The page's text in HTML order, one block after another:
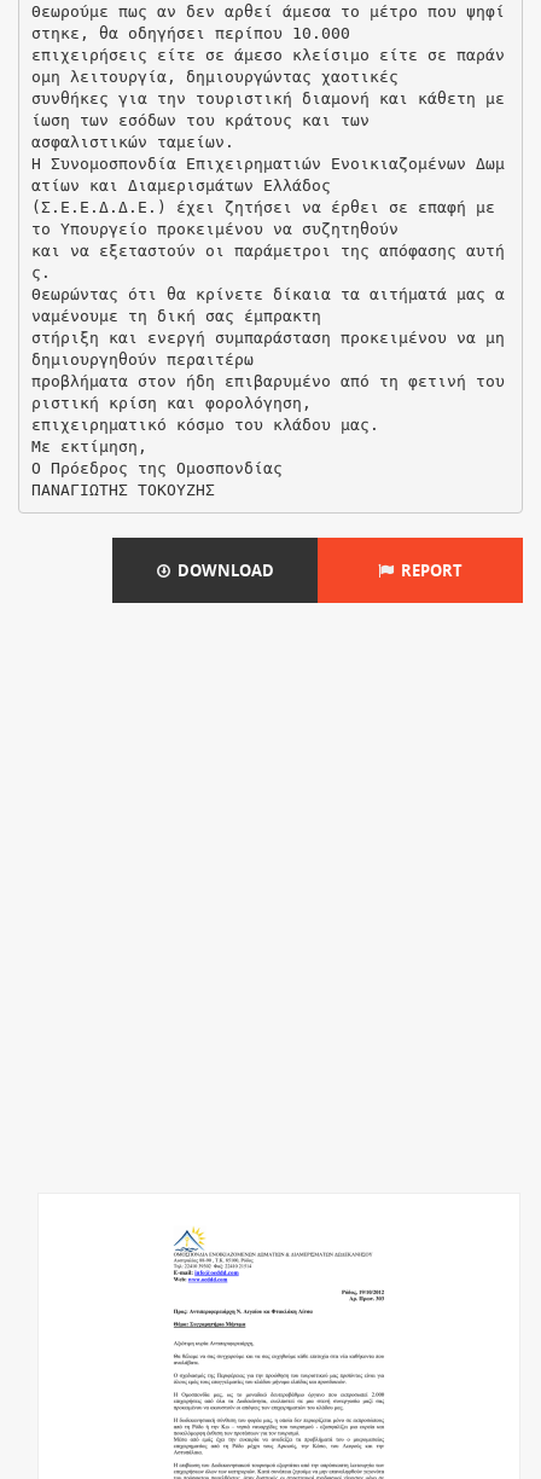
Θεωρούμε πως αν δεν αρθεί άμεσα το μέτρο που ψηφί
στηκε, θα οδηγήσει περίπου 10.000
επιχειρήσεις είτε σε άμεσο κλείσιμο είτε σε παράν
ομη λειτουργία, δημιουργώντας χαοτικές
συνθήκες για την τουριστική διαμονή και κάθετη με
ίωση των εσόδων του κράτους και των
ασφαλιστικών ταμείων.
Η Συνομοσπονδία Επιχειρηματιών Ενοικιαζομένων Δωμ
ατίων και Διαμερισμάτων Ελλάδος
(Σ.Ε.Ε.Δ.Δ.Ε.) έχει ζητήσει να έρθει σε επαφή με
το Υπουργείο προκειμένου να συζητηθούν
και να εξεταστούν οι παράμετροι της απόφασης αυτή
ς.
Θεωρώντας ότι θα κρίνετε δίκαια τα αιτήματά μας α
ναμένουμε τη δική σας έμπρακτη
στήριξη και ενεργή συμπαράσταση προκειμένου να μη
δημιουργηθούν περαιτέρω
προβλήματα στον ήδη επιβαρυμένο από τη φετινή του
ριστική κρίση και φορολόγηση,
επιχειρηματικό κόσμο του κλάδου μας.
Με εκτίμηση,
Ο Πρόεδρος της Ομοσπονδίας
ΠΑΝΑΓΙΩΤΗΣ ΤΟΚΟΥΖΗΣ
DOWNLOAD REPORT